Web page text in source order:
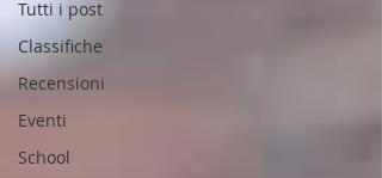
Tutti i post
Classifiche
Recensioni
Eventi
School